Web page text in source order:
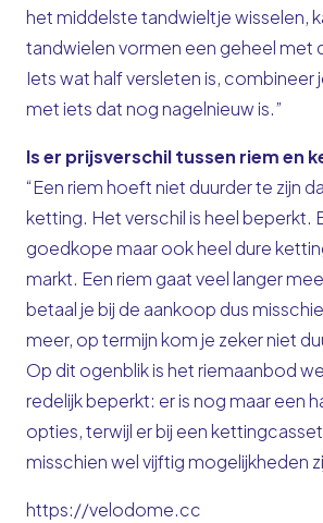
het middelste tandwieltje wisselen,
tandwielen vormen een geheel met
Iets wat half versleten is, combineer
met iets dat nog nagelnieuw is.”
Is er prijsverschil tussen riem en
“Een riem hoeft niet duurder te zijn
ketting. Het verschil is heel beperkt.
goedkope maar ook heel dure
markt. Een riem gaat veel langer
betaal je bij de aankoop dus
meer, op termijn kom je zeker niet
Op dit ogenblik is het riemaanbod
redelijk beperkt: er is nog maar een
opties, terwijl er bij een
misschien wel vijftig mogelijkheden
https://velodome.cc